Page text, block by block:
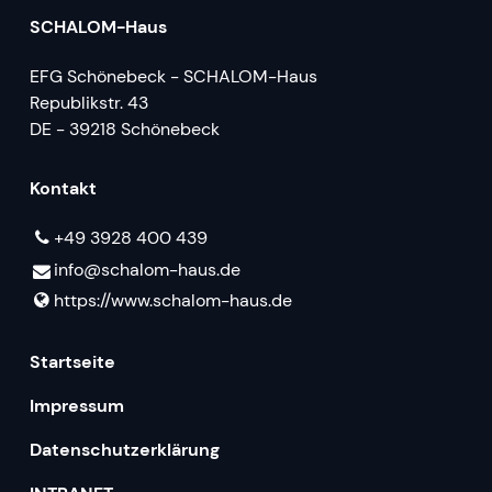
SCHALOM-Haus
EFG Schönebeck - SCHALOM-Haus
Republikstr. 43
DE - 39218 Schönebeck
Kontakt
+49 3928 400 439
info@​schalom-haus.​de
https://www.​schalom-haus.​de
Startseite
Impressum
Datenschutzerklärung